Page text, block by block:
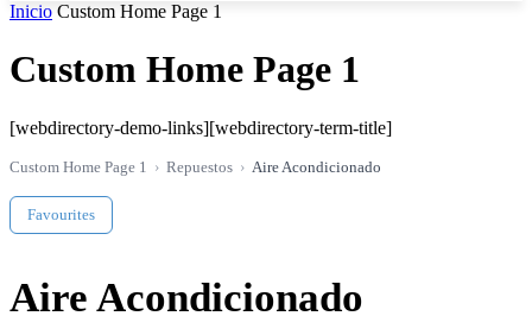
Inicio Custom Home Page 1
Custom Home Page 1
[webdirectory-demo-links][webdirectory-term-title]
Custom Home Page 1 Repuestos Aire Acondicionado
Favourites
Aire Acondicionado